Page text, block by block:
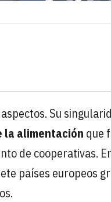
Su
la alimentación que
de cooperativas.
países europeos